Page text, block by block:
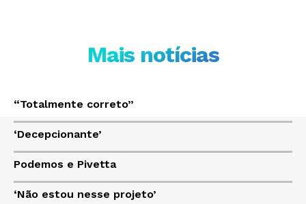
HOME
Mais notícias
“Totalmente correto”
‘Decepcionante’
Podemos e Pivetta
‘Não estou nesse projeto’